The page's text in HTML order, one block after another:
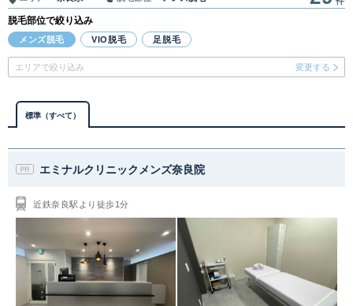
脱毛部位で絞り込み
メンズ脱毛 VIO脱毛 足脱毛
エリアで絞り込み 変更する
標準（すべて）
エミナルクリニックメンズ奈良院
近鉄奈良駅より徒歩1分
エリアから最寄りサロンを探す
北海道・東北
北海道
茨城県 栃木県 群馬県 埼玉県
千葉県 東京都 神奈川県
中部